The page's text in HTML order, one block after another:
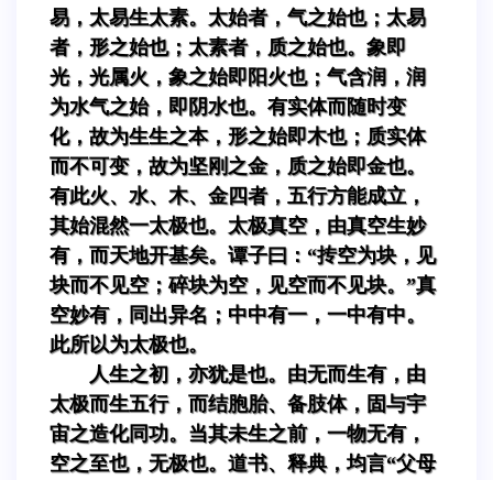
易，太易生太素。太始者，气之始也；太易
者，形之始也；太素者，质之始也。象即
光，光属火，象之始即阳火也；气含润，润
为水气之始，即阴水也。有实体而随时变
化，故为生生之本，形之始即木也；质实体
而不可变，故为坚刚之金，质之始即金也。
有此火、水、木、金四者，五行方能成立，
其始混然一太极也。太极真空，由真空生妙
有，而天地开基矣。谭子曰：“抟空为块，见
块而不见空；碎块为空，见空而不见块。”真
空妙有，同出异名；中中有一，一中有中。
此所以为太极也。
人生之初，亦犹是也。由无而生有，由
太极而生五行，而结胞胎、备肢体，固与宇
宙之造化同功。当其未生之前，一物无有，
空之至也，无极也。道书、释典，均言“父母